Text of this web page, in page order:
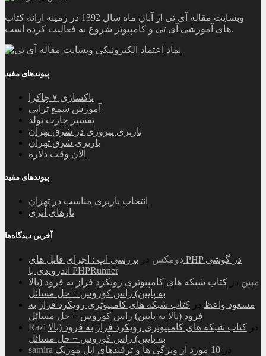
وبسایت مقاله آی تی از آبان ماه سال 1392 در زمینه ارائه کتاب
های آموزشی آی تی و کامپیوتر شروع به فعالیت کرده است.
پیوندهای مفید
پاکسازی ۷ چاکرا
آموزش شمع تراپی
تفسیر چارت تولد
باربری پیروزی در شرق تهران
باربری شرق تهران
الان وقت دلاره
پیوندهای مفید
انتخاب باربری مناسب در تهران
تارهای اتری
آخرین دیدگاه‌ها
دومکس در بررسی اپ : اجرای فایل های PHP در گوشی
اندرویدی با PHPRunner
مبین در کتاب شبکه های کامپیوتری رویکرد فراز به فرود (بالا
به پایین) راس کوروس + حل مسائل
مسعود واعظ در کتاب شبکه های کامپیوتری رویکرد فراز به
فرود (بالا به پایین) راس کوروس + حل مسائل
Razi
در کتاب شبکه های کامپیوتری رویکرد فراز به فرود (بالا
به پایین) راس کوروس + حل مسائل
samira
در 10 مورد از ویژگی ها و ترفندهای اپل موزیک